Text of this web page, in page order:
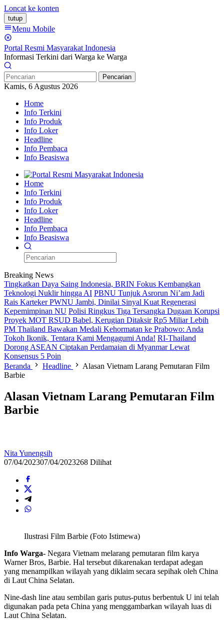
Loncat ke konten
tutup
Menu Mobile
Portal Resmi Masyarakat Indonesia
Informasi Terkini dari Warga ke Warga
Pencarian
Kamis, 6 Agustus 2026
Home
Info Terkini
Info Produk
Info Loker
Headline
Info Pembaca
Info Beasiswa
Home
Info Terkini
Info Produk
Info Loker
Headline
Info Pembaca
Info Beasiswa
Breaking News
Tingkatkan Daya Saing Indonesia, BRIN Fokus Kembangkan
Teknologi Nuklir hingga AI PBNU Tunjuk Asrorun Ni’am Jadi
Rais Karteker PWNU Jambi, Dinilai Sinyal Kuat Regenerasi
Kepemimpinan NU Polisi Ringkus Tiga Tersangka Dugaan Korupsi
Proyek MOT RSUD Babel, Kerugian Ditaksir Rp5 Miliar Lebih
PM Thailand Bawakan Medali Kehormatan ke Prabowo: Anda
Tokoh Ikonik, Tentara Kami Mengagumi Anda! RI-Thailand
Dorong ASEAN Ciptakan Perdamaian di Myanmar Lewat
Konsensus 5 Poin
Beranda
Headline
Alasan Vietnam Larang Pemutaran Film
Barbie
Alasan Vietnam Larang Pemutaran Film
Barbie
Nita Yunengsih
07/04/202307/04/2023268 Dilihat
Ilustrasi Film Barbie (Foto Istimewa)
Info Warga- Negara Vietnam melarang pemutaran film karya
Warner Bros, Barbie. Hal tersebut dikarenakan terdapat adegan
yang menampilkan wilayah yang diklaim secara sepihak oleh China
di Laut China Selatan.
Nine-dash line atau sembilan garis putus-putus berbentuk U ini telah
digunakan pada peta China yang menggambarkan wilayah luas di
Laut China Selatan.